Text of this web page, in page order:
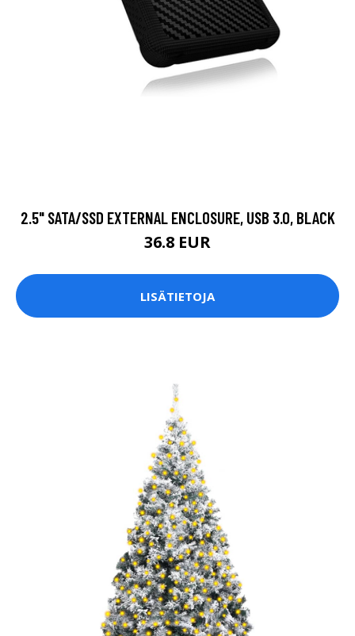
2.5" SATA/SSD EXTERNAL ENCLOSURE, USB 3.0, BLACK
36.8 EUR
LISÄTIETOJA